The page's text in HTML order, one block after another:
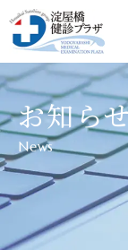
お知ら
News